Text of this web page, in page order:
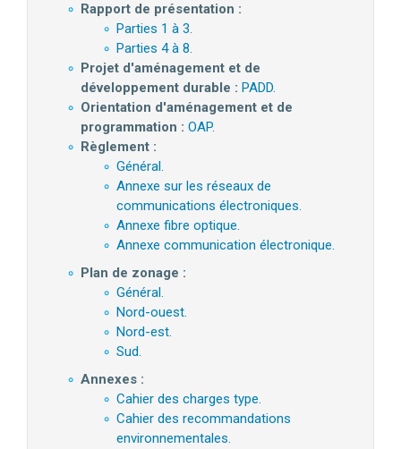
Rapport de présentation :
Parties 1 à 3.
Parties 4 à 8.
Projet d'aménagement et de
développement durable : PADD.
Orientation d'aménagement et de
programmation : OAP.
Règlement :
Général.
Annexe sur les réseaux de
communications électroniques.
Annexe fibre optique.
Annexe communication électronique.
Plan de zonage :
Général.
Nord-ouest.
Nord-est.
Sud.
Annexes :
Cahier des charges type.
Cahier des recommandations
environnementales.